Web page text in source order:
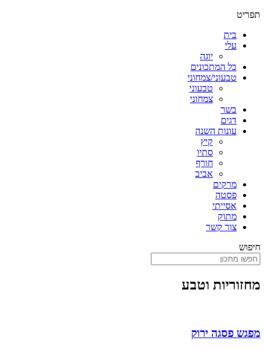
תפריט
בית
עלי
יוגה
כל המתכונים
טבעוני/צמחוני
טבעוני
צמחוני
בשר
דגים
עונות השנה
קיץ
סתיו
חורף
אביב
מרקים
פסטה
אסייתי
מתוק
צור קשר
חיפוש
מחזוריות וטבע
מפגש פסגה ירוק